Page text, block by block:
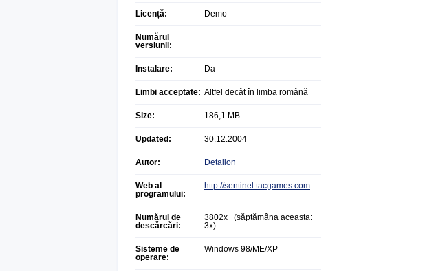
Licență: Demo
Numărul
versiunii:
Instalare: Da
Limbi acceptate: Altfel decât în limba română
Size: 186,1 MB
Updated: 30.12.2004
Autor: Detalion
Web al
programului:
http://sentinel.tacgames.com
Numărul de
descărcări:
3802x (săptămâna aceasta:
3x)
Sisteme de
operare:
Windows 98/ME/XP